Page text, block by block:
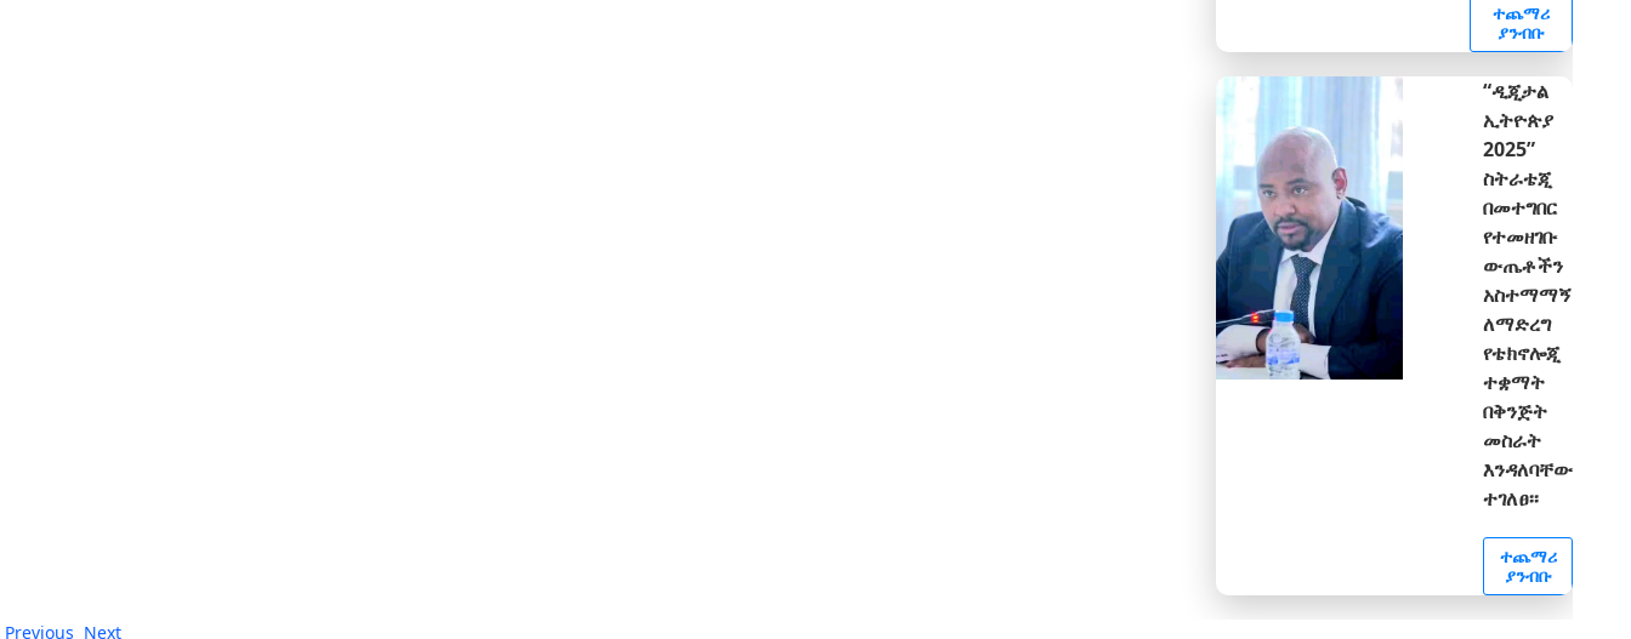
ተጨማሪ
ያንብቡ
“ዲጂታል
ኢትዮጵያ
2025”
ስትራቴጂ
በመተግበር
የተመዘገቡ
ውጤቶችን
አስተማማኝ
ለማድረግ
የቴክኖሎጂ
ተቋማት
በቅንጅት
መስራት
እንዳለባቸው
ተገለፀ፡፡
ተጨማሪ
ያንብቡ
Previous Next